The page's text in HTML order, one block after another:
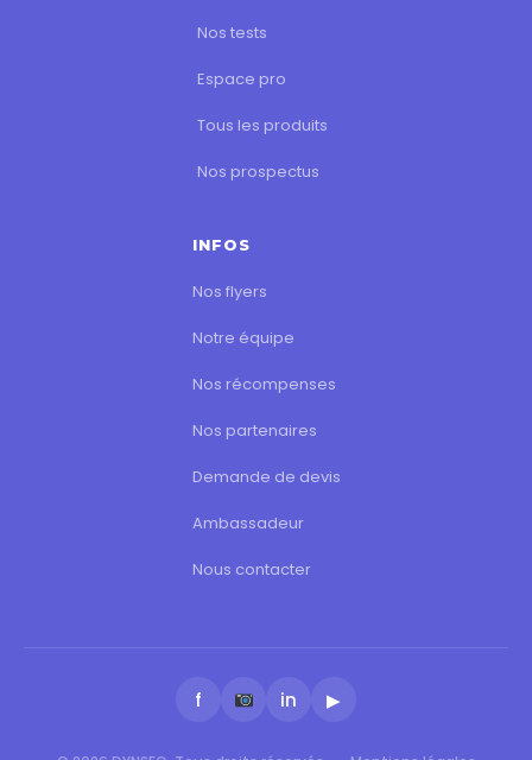
Nos tests
Espace pro
Tous les produits
Nos prospectus
INFOS
Nos flyers
Notre équipe
Nos récompenses
Nos partenaires
Demande de devis
Ambassadeur
Nous contacter
f in ▶